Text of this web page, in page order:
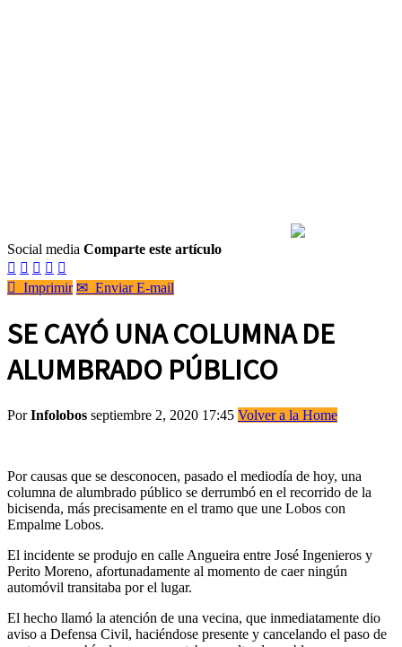
Social media Comparte este artículo
    
 Imprimir ✉ Enviar E-mail
SE CAYÓ UNA COLUMNA DE
ALUMBRADO PÚBLICO
PorInfolobos septiembre 2, 2020 17:45 Volver a la Home
Por causas que se desconocen, pasado el mediodía de hoy, una
columna de alumbrado público se derrumbó en el recorrido de la
bicisenda, más precisamente en el tramo que une Lobos con
Empalme Lobos.
El incidente se produjo en calle Angueira entre José Ingenieros y
Perito Moreno, afortunadamente al momento de caer ningún
automóvil transitaba por el lugar.
El hecho llamó la atención de una vecina, que inmediatamente dio
aviso a Defensa Civil, haciéndose presente y cancelando el paso de